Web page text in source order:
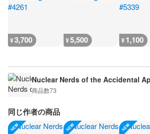
¥3,700 ¥5,500 ¥1,100
Nuclear Nerds of the Accidental
商品数73
同じ作者の商品